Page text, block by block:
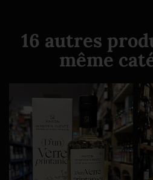
16 autres
même